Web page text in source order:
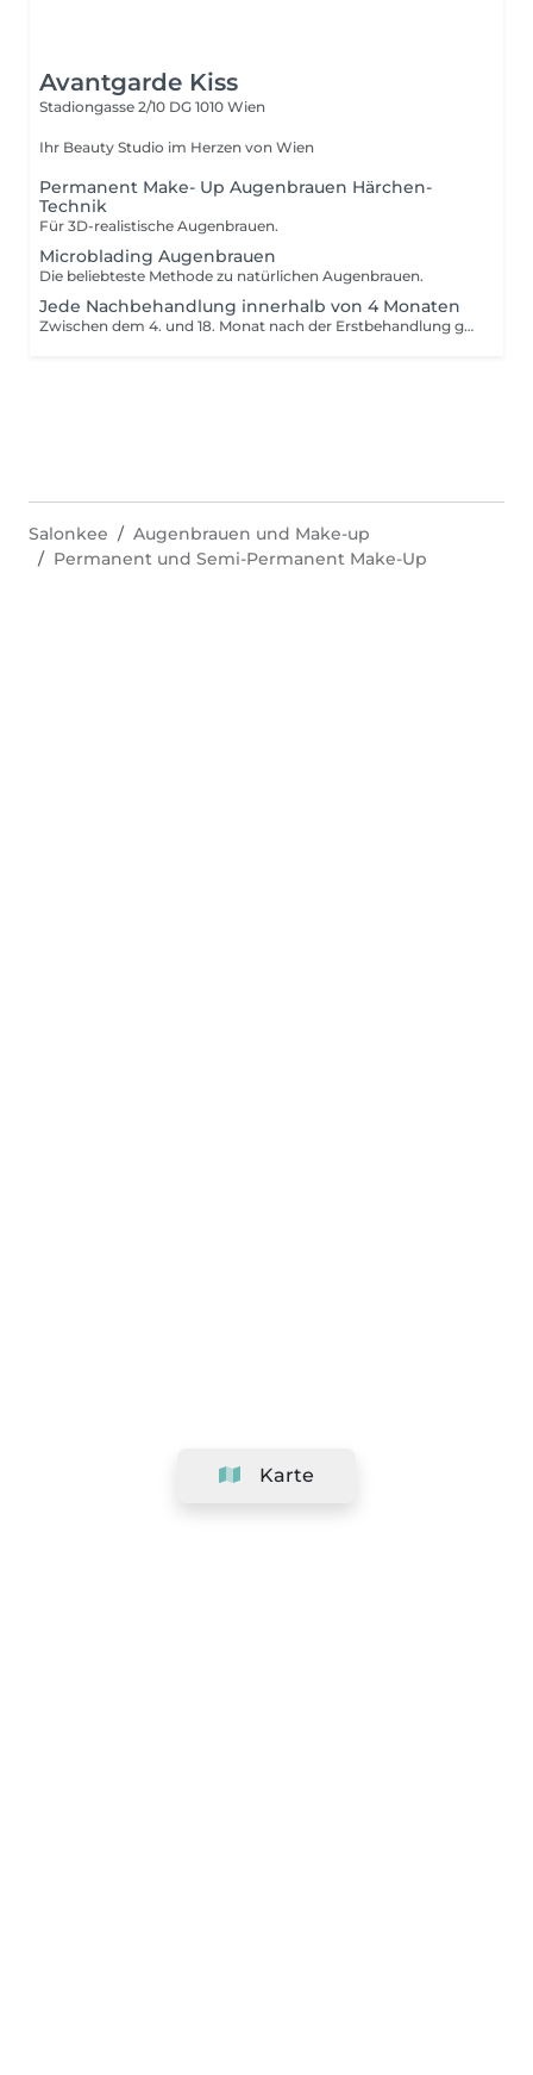
Avantgarde Kiss
Stadiongasse 2/10 DG 1010 Wien
Ihr Beauty Studio im Herzen von Wien
Permanent Make- Up Augenbrauen Härchen-
Technik
Für 3D-realistische Augenbrauen.
Microblading Augenbrauen
Die beliebteste Methode zu natürlichen Augenbrauen.
Jede Nachbehandlung innerhalb von 4 Monaten
Zwischen dem 4. und 18. Monat nach der Erstbehandlung gibt es 20% Rabatt für wiederkehrende Kunden, danach 10% Rabatt. Diese Preise gelten nicht auf Narbentätowierungen und bereits rabattierte Preise.
Karte
Salonkee
Augenbrauen und Make-up
Permanent und Semi-Permanent Make-Up